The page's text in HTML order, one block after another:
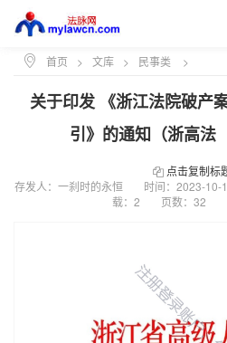
首页 > 文库 > 民事类 >
关于印发 《浙江法院破产
引》的通知（浙高法
点击复制标
存发人：一刹时的永恒
时间： 2023-10-
载：2
页数：32